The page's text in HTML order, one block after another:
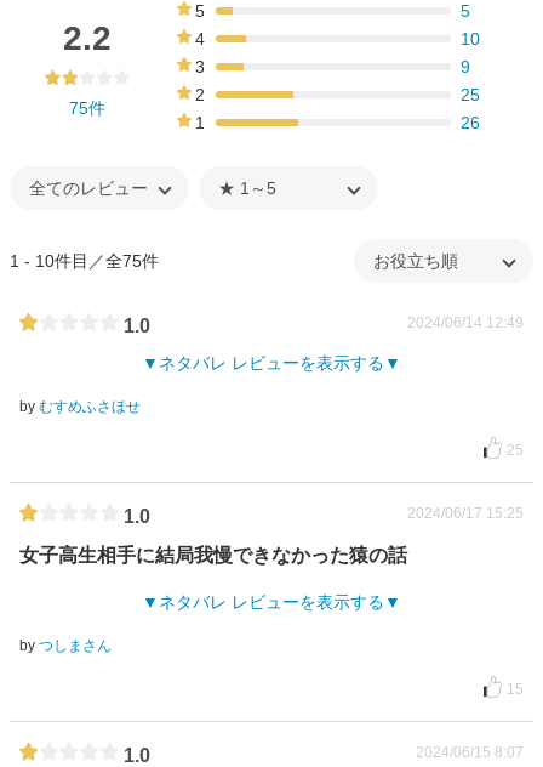
2.2
75件
5
5
4
10
3
9
2
25
1
26
1 - 10件目／全75件
1.0 2024/06/14 12:49
ネタバレ レビューを表示する
by むすめふさほせ
25
1.0 2024/06/17 15:25
女子高生相手に結局我慢できなかった猿の話
ネタバレ レビューを表示する
by つしまさん
15
1.0 2024/06/15 8:07